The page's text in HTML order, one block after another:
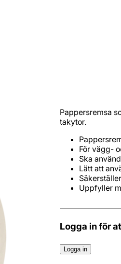
Pappersremsa
takytor.
För vägg-
Ska
Lätt att
Uppfyller
Logga in för
Logga in